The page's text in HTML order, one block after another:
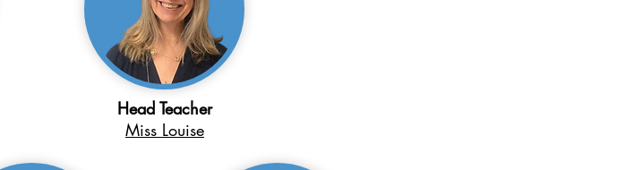
Head Teacher
Miss Louise